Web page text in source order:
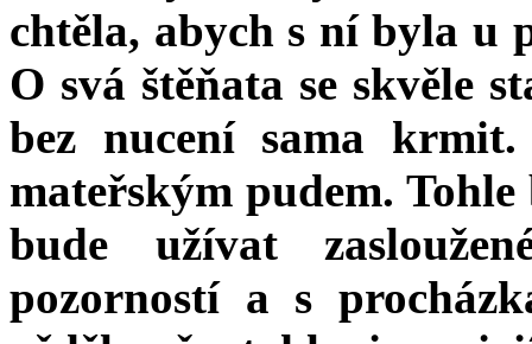
chtěla, abych s ní byla u
O svá štěňata se skvěle
bez nucení sama
mateřským pudem.
bude užívat
pozorností a s